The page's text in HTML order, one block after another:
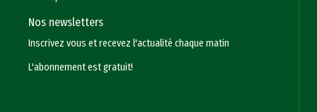
Nos newsletters
Inscrivez vous et recevez l'actualité chaque matin
L'abonnement est gratuit!